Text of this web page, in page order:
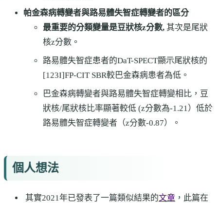
帕金森病轉變者與路易體失智症轉變者的區分
最重要的分類變量是豆狀核z分數, 其次是尾狀
核z分數。
路易體失智症患者的DaT-SPECT顯示尾狀核的
[123I]FP-CIT SBR較巴金森病患者為低。
巴金森病轉變者與路易體失智症轉變相比，豆
狀核/尾狀核比率顯著較低 (z分數為-1.21）低於
路易體失智症轉變者（z分數-0.87）。
個人想法
其實2021年已發表了一篇類似結果的文章 ，此篇在